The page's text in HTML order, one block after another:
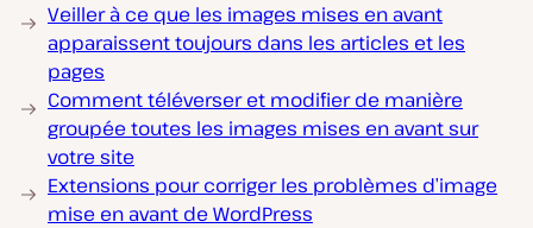
Veiller à ce que les images mises en avant
apparaissent toujours dans les articles et les
pages
Comment téléverser et modifier de manière
groupée toutes les images mises en avant sur
votre site
Extensions pour corriger les problèmes d’image
mise en avant de WordPress